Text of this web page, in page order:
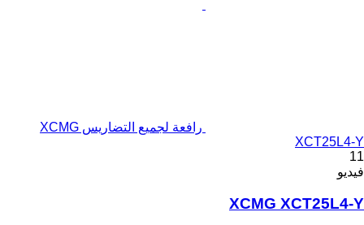
رافعة لجميع التضاريس XCMG
XCT25L4-Y
11
فيديو
XCMG XCT25L4-Y